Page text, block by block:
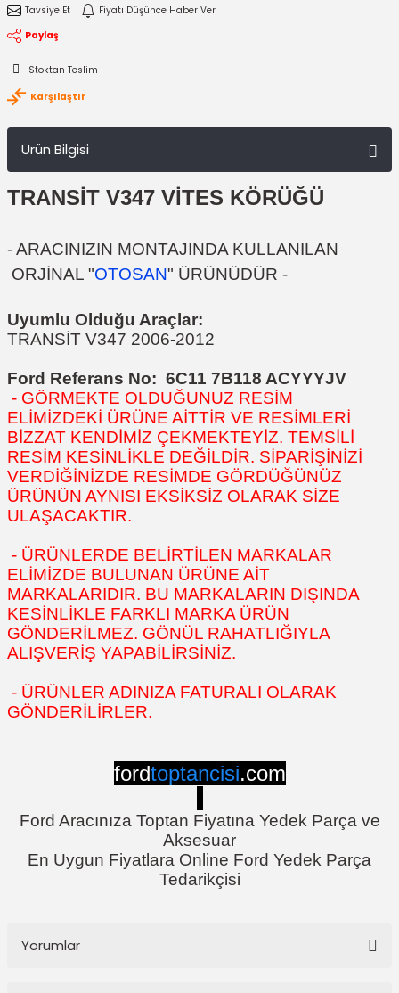
Tavsiye Et
Fiyatı Düşünce Haber Ver
Paylaş
Stoktan Teslim
Karşılaştır
Ürün Bilgisi
TRANSİT V347 VİTES KÖRÜĞÜ
- ARACINIZIN MONTAJINDA KULLANILAN
ORJİNAL "OTOSAN" ÜRÜNÜDÜR -
Uyumlu Olduğu Araçlar:
TRANSİT V347 2006-2012
Ford Referans No: 6C11 7B118 ACYYYJV
- GÖRMEKTE OLDUĞUNUZ RESİM
ELİMİZDEKİ ÜRÜNE AİTTİR VE RESİMLERİ
BİZZAT KENDİMİZ ÇEKMEKTEYİZ. TEMSİLİ
RESİM KESİNLİKLE DEĞİLDİR. SİPARİŞİNİZİ
VERDİĞİNİZDE RESİMDE GÖRDÜĞÜNÜZ
ÜRÜNÜN AYNISI EKSİKSİZ OLARAK SİZE
ULAŞACAKTIR.
- ÜRÜNLERDE BELİRTİLEN MARKALAR
ELİMİZDE BULUNAN ÜRÜNE AİT
MARKALARIDIR. BU MARKALARIN DIŞINDA
KESİNLİKLE FARKLI MARKA ÜRÜN
GÖNDERİLMEZ. GÖNÜL RAHATLIĞIYLA
ALIŞVERİŞ YAPABİLİRSİNİZ.
- ÜRÜNLER ADINIZA FATURALI OLARAK
GÖNDERİLİRLER.
fordtoptancisi.com
Ford Aracınıza Toptan Fiyatına Yedek Parça ve
Aksesuar
En Uygun Fiyatlara Online Ford Yedek Parça
Tedarikçisi
Yorumlar